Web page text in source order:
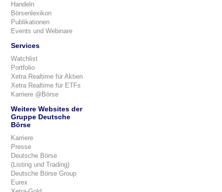
Handeln
Börsenlexikon
Publikationen
Events und Webinare
Services
Watchlist
Portfolio
Xetra Realtime für Aktien
Xetra Realtime für ETFs
Karriere @Börse
Weitere Websites der
Gruppe Deutsche
Börse
Karriere
Presse
Deutsche Börse
(Listing und Trading)
Deutsche Börse Group
Eurex